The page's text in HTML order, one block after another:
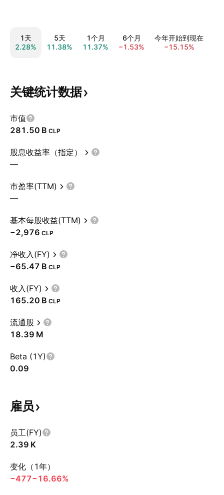
1天
2.28%
5天
11.38%
1个月
11.37%
6个月
−1.53%
今年开始到现在
−15.15%
关键统计数据
市值
‪281.50 B‬ CLP
股息收益率（指定）
—
市盈率(TTM)
—
基本每股收益(TTM)
−2,976 CLP
净收入(FY)
‪−65.47 B‬ CLP
收入(FY)
‪165.20 B‬ CLP
流通股
‪18.39 M‬
Beta (1Y)
0.09
雇员
员工(FY)
‪2.39 K‬
变化（1年）
−477−16.66%